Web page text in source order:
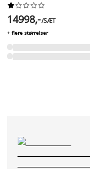






14998,-/SÆT
+ flere størrelser